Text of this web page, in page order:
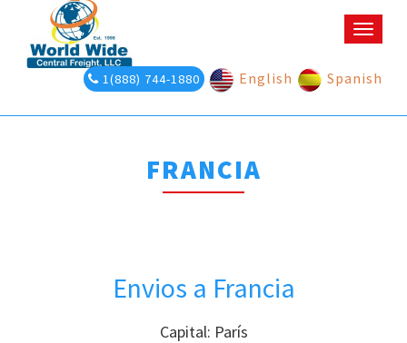
Toggle
1(888) 744-1880 English Spanish
FRANCIA
Envios a Francia
Capital: París